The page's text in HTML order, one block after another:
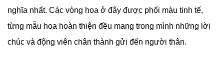
nghĩa nhất. Các vòng hoa ở đây được phối màu tinh tế,
từng mẫu hoa hoàn thiện đều mang trong mình những lời
chúc và động viên chân thành gửi đến người thân.